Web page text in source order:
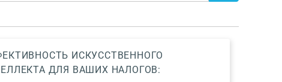
ИСКУССТВЕННОГО
ДЛЯ ВАШИХ НАЛОГОВ: